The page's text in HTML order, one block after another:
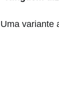
Uma variante